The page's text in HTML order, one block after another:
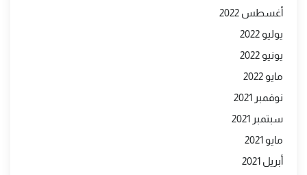
أغسطس 2022
يوليو 2022
يونيو 2022
مايو 2022
نوفمبر 2021
سبتمبر 2021
مايو 2021
أبريل 2021